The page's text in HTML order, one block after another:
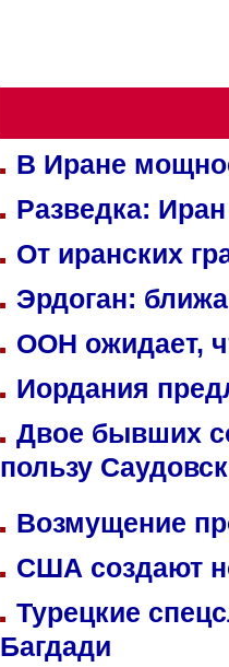
В Иране
Разведка:
От иранских
Эрдоган:
ООН ожидает,
Иордания
Двое бывших
пользу
Возмущение
США создают
Турецкие
Багдади